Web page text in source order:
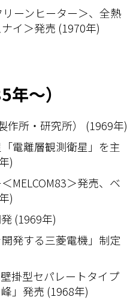
ーンヒーター＞、全熱
イ＞発売 (1970年)
～）
作所・研究所） (1969年)
電離層観測衛星」を主
)
MELCOM83＞発売、ベ
)
(1969年)
発する三菱電機」制定
掛型セパレートタイプ
」発売 (1968年)